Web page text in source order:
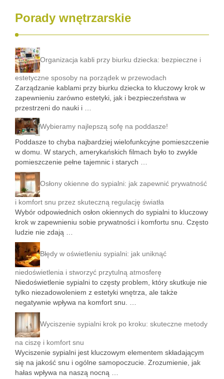
Porady wnętrzarskie
Organizacja kabli przy biurku dziecka: bezpieczne i
estetyczne sposoby na porządek w przewodach
Zarządzanie kablami przy biurku dziecka to kluczowy krok w
zapewnieniu zarówno estetyki, jak i bezpieczeństwa w
przestrzeni do nauki i …
Wybieramy najlepszą sofę na poddasze!
Poddasze to chyba najbardziej wielofunkcyjne pomieszczenie
w domu. W starych, amerykańskich filmach było to zwykle
pomieszczenie pełne tajemnic i starych …
Osłony okienne do sypialni: jak zapewnić prywatność
i komfort snu przez skuteczną regulację światła
Wybór odpowiednich osłon okiennych do sypialni to kluczowy
krok w zapewnieniu sobie prywatności i komfortu snu. Często
ludzie nie zdają …
Błędy w oświetleniu sypialni: jak uniknąć
niedoświetlenia i stworzyć przytulną atmosferę
Niedoświetlenie sypialni to częsty problem, który skutkuje nie
tylko niezadowoleniem z estetyki wnętrza, ale także
negatywnie wpływa na komfort snu. …
Wyciszenie sypialni krok po kroku: skuteczne metody
na ciszę i komfort snu
Wyciszenie sypialni jest kluczowym elementem składającym
się na jakość snu i ogólne samopoczucie. Zrozumienie, jak
hałas wpływa na naszą nocną …